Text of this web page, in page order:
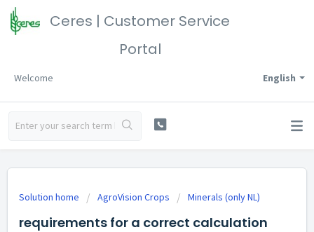
Ceres | Customer Service
Portal
English
Welcome
Solution home AgroVision Crops Minerals (only NL)
requirements for a correct calculation